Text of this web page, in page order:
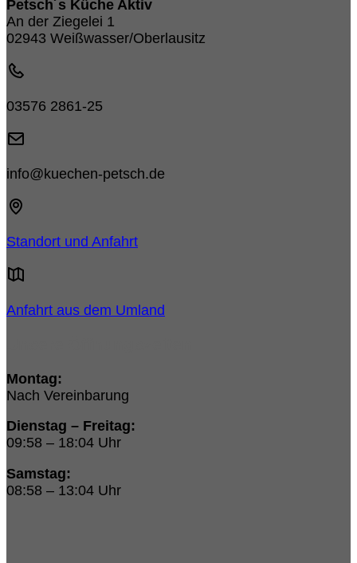
Petsch´s Küche Aktiv
An der Ziegelei 1
02943 Weißwasser/Oberlausitz
03576 2861-25
info@kuechen-petsch.de
Standort und Anfahrt
Anfahrt aus dem Umland
Montag:
Nach Vereinbarung
Dienstag – Freitag:
09:58 – 18:04 Uhr
Samstag:
08:58 – 13:04 Uhr